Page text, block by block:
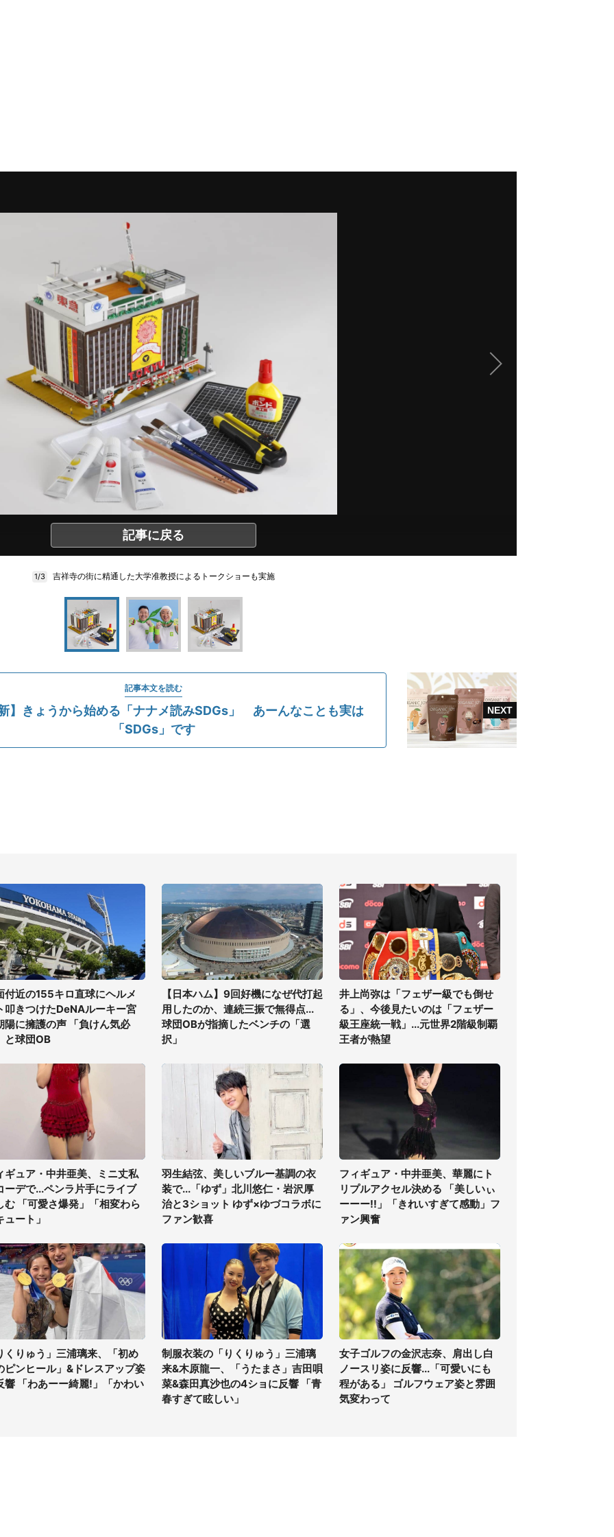
記事に戻る
1/3 吉祥寺の街に精通した大学准教授によるトークショーも実施
記事本文を読む
】きょうから始める「ナナメ読みSDGs」 あーんなことも実は
「SDGs」です
付近の155キロ直球にヘルメ
叩きつけたDeNAルーキー宮
陽に擁護の声 「負けん気必
と球団OB
【日本ハム】9回好機になぜ代打起
用したのか、連続三振で無得点...
球団OBが指摘したベンチの「選
択」
井上尚弥は「フェザー級でも倒せ
る」、今後見たいのは「フェザー
級王座統一戦」...元世界2階級制覇
王者が熱望
ギュア・中井亜美、ミニ丈私
ーデで...ペンラ片手にライブ
む 「可愛さ爆発」「相変わら
ュート」
羽生結弦、美しいブルー基調の衣
装で...「ゆず」北川悠仁・岩沢厚
治と3ショット ゆず×ゆづコラボに
ファン歓喜
フィギュア・中井亜美、華麗にト
リプルアクセル決める 「美しいぃ
ーーー!!」「きれいすぎて感動」フ
ァン興奮
くりゅう」三浦璃来、「初め
ピンヒール」&ドレスアップ姿
響 「わあーー綺麗!」「かわい
制服衣装の「りくりゅう」三浦璃
来&木原龍一、「うたまさ」吉田唄
菜&森田真沙也の4ショに反響 「青
春すぎて眩しい」
女子ゴルフの金沢志奈、肩出し白
ノースリ姿に反響...「可愛いにも
程がある」 ゴルフウェア姿と雰囲
気変わって